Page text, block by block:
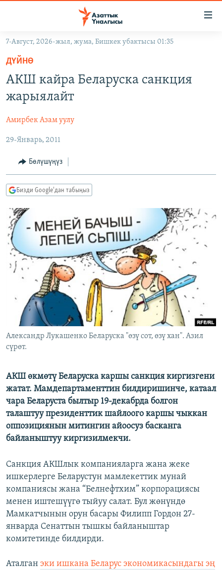
Навигацияга
өтүңүз
Издөөгө
салыңыз
ЖАҢЫЛЫКТАР
ЭКОНОМИКА
МАДАНИЯТ
БОРБОР АЗИЯ
УКРАИНА
АТАЙЫН ИЛИКТӨӨ
ТВ ПРОГРАММАЛАР
БҮГҮН АЗАТТЫКТА
БИЗ ЖАНА ДҮЙНӨ
ДАНИСТЕ
ЭЖЕ-СИҢДИЛЕР
АЗАТТЫК+
ЫҢГАЙСЫЗ СУРООЛОР
ПОДКАСТ
ӨЗГӨЧӨ ПИКИР
ОНЛАЙН ШЕРИНЕ
ЭЕ/АРнун бардык сайттары
7-Август, 2026-жыл, жума, Бишкек убактысы 01:35
ДҮЙНӨ
АКШ кайра Беларуска санкция
жарыялайт
Амирбек Азам уулу
29-Январь, 2011
Бөлүшүңүз
Бизди Google'дан табыңыз
Александр Лукашенко Беларуска "өзү сот, өзү хан". Азил
сүрөт.
АКШ өкмөтү Беларуска каршы санкция киргизгени
жатат. Мамдепартаменттин билдиришинче, катаал
чара Беларуста былтыр 19-декабрда болгон
талаштуу президенттик шайлоого каршы чыккан
оппозициянын митингин айоосуз басканга
байланыштуу киргизилмекчи.
Санкция АКШлык компанияларга жана жеке
ишкерлерге Беларустун мамлекеттик мунай
компаниясы жана “Белнефтхим” корпорациясы
менен иштешүүгө тыйуу салат. Бул жөнүндө
Мамкатчынын орун басары Филипп Гордон 27-
январда Сенаттын тышкы байланыштар
комитетинде билдирди.
Аталган эки ишкана Беларус экономикасындагы эң